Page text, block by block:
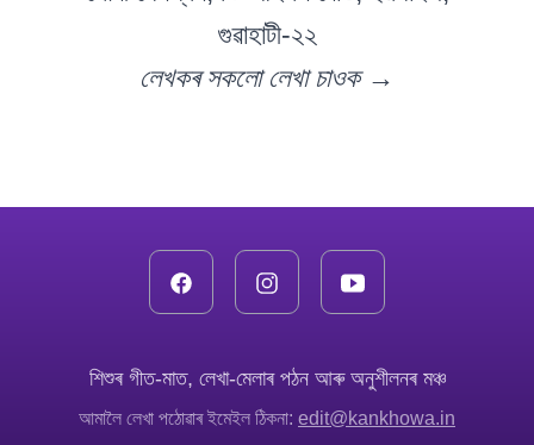
গুৱাহাটী-২২
লেখকৰ সকলো লেখা চাওক →
শিশুৰ গীত-মাত, লেখা-মেলাৰ পঠন আৰু অনুশীলনৰ মঞ্চ
আমালৈ লেখা পঠোৱাৰ ইমেইল ঠিকনা: edit@kankhowa.in